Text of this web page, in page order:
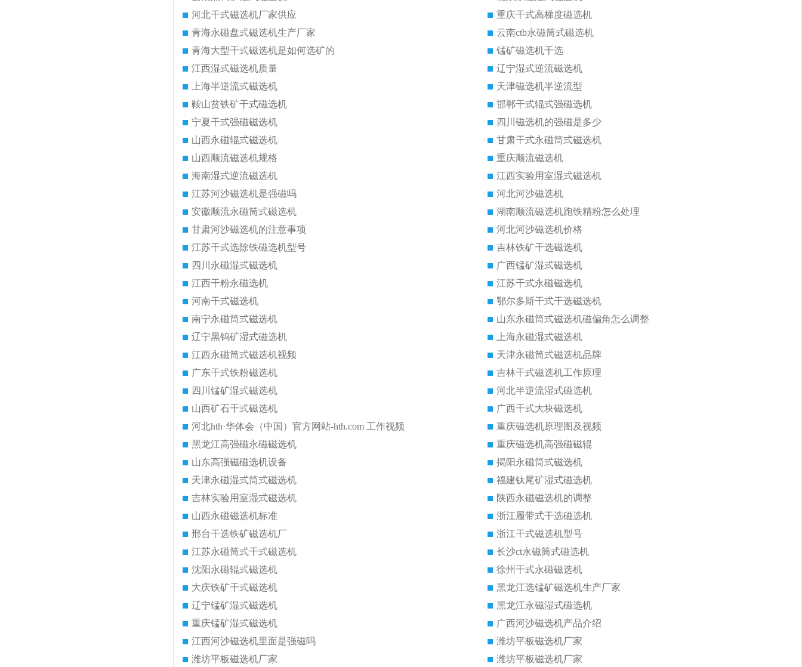
河北干式磁选机厂家供应
重庆干式高梯度磁选机
青海永磁盘式磁选机生产厂家
云南ctb永磁筒式磁选机
青海大型干式磁选机是如何选矿的
锰矿磁选机干选
江西湿式磁选机质量
辽宁湿式逆流磁选机
上海半逆流式磁选机
天津磁选机半逆流型
鞍山贫铁矿干式磁选机
邯郸干式辊式强磁选机
宁夏干式强磁磁选机
四川磁选机的强磁是多少
山西永磁辊式磁选机
甘肃干式永磁筒式磁选机
山西顺流磁选机规格
重庆顺流磁选机
海南湿式逆流磁选机
江西实验用室湿式磁选机
江苏河沙磁选机是强磁吗
河北河沙磁选机
安徽顺流永磁筒式磁选机
湖南顺流磁选机跑铁精粉怎么处理
甘肃河沙磁选机的注意事项
河北河沙磁选机价格
江苏干式选除铁磁选机型号
吉林铁矿干选磁选机
四川永磁湿式磁选机
广西锰矿湿式磁选机
江西干粉永磁选机
江苏干式永磁磁选机
河南干式磁选机
鄂尔多斯干式干选磁选机
南宁永磁筒式磁选机
山东永磁筒式磁选机磁偏角怎么调整
辽宁黑钨矿湿式磁选机
上海永磁湿式磁选机
江西永磁筒式磁选机视频
天津永磁筒式磁选机品牌
广东干式铁粉磁选机
吉林干式磁选机工作原理
四川锰矿湿式磁选机
河北半逆流湿式磁选机
山西矿石干式磁选机
广西干式大块磁选机
河北hth·华体会（中国）官方网站-hth.com 工作视频
重庆磁选机原理图及视频
黑龙江高强磁永磁磁选机
重庆磁选机高强磁磁辊
山东高强磁磁选机设备
揭阳永磁筒式磁选机
天津永磁湿式筒式磁选机
福建钛尾矿湿式磁选机
吉林实验用室湿式磁选机
陕西永磁磁选机的调整
山西永磁磁选机标准
浙江履带式干选磁选机
邢台干选铁矿磁选机厂
浙江干式磁选机型号
江苏永磁筒式干式磁选机
长沙ct永磁筒式磁选机
沈阳永磁辊式磁选机
徐州干式永磁磁选机
大庆铁矿干式磁选机
黑龙江选锰矿磁选机生产厂家
辽宁锰矿湿式磁选机
黑龙江永磁湿式磁选机
重庆锰矿湿式磁选机
广西河沙磁选机产品介绍
江西河沙磁选机里面是强磁吗
潍坊平板磁选机厂家
潍坊平板磁选机厂家
潍坊平板磁选机厂家